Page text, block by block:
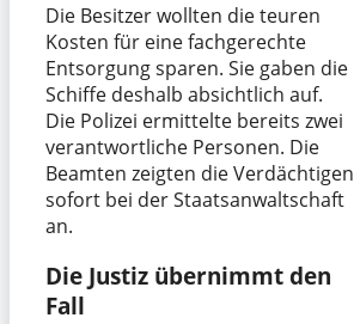
Die Besitzer wollten die teuren
Kosten für eine fachgerechte
Entsorgung sparen. Sie gaben die
Schiffe deshalb absichtlich auf.
Die Polizei ermittelte bereits zwei
verantwortliche Personen. Die
Beamten zeigten die Verdächtigen
sofort bei der Staatsanwaltschaft
an.
Die Justiz übernimmt den
Fall